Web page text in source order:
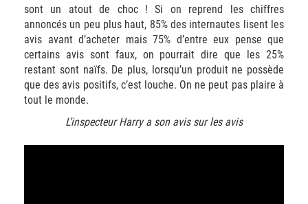
sont un atout de choc ! Si on reprend les chiffres
annoncés un peu plus haut, 85% des internautes lisent les
avis avant d’acheter mais 75% d’entre eux pense que
certains avis sont faux, on pourrait dire que les 25%
restant sont naïfs. De plus, lorsqu’un produit ne possède
que des avis positifs, c’est louche. On ne peut pas plaire à
tout le monde.
L’inspecteur Harry a son avis sur les avis